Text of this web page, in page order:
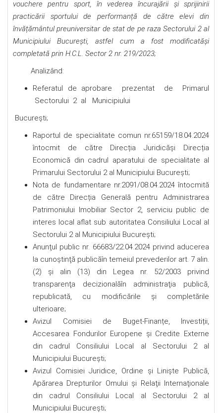
vouchere pentru sport, în vederea încurajării și sprijinirii
practicării sportului de performanță de către elevi din
învățământul preuniversitar de stat de pe raza Sectorului 2 al
Municipiului București, astfel cum a fost modificatăși
completată prin H.C.L. Sector 2 nr. 219/2023;
Analizând:
Referatul de aprobare prezentat de Primarul
Sectorului 2 al Municipiului
Bucureşti;
Raportul de specialitate comun nr.65159/18.04.2024
întocmit de către Direcția Juridicăși Direcția
Economică din cadrul aparatului de specialitate al
Primarului Sectorului 2 al Municipiului Bucureşti;
Nota de fundamentare nr.2091/08.04.2024 întocmită
de către Direcția Generală pentru Administrarea
Patrimoniului Imobiliar Sector 2, serviciu public de
interes local aflat sub autoritatea Consiliului Local al
Sectorului 2 al Municipiului București;
Anunţul public nr. 66683/22.04.2024 privind aducerea
la cunoştinţă publicăîn temeiul prevederilor art. 7 alin.
(2) și alin (13) din Legea nr. 52/2003 privind
transparenţa decizionalăîn administraţia publică,
republicată, cu modificările şi completările
ulterioare;
Avizul Comisiei de Buget-Finanțe, Investiții,
Accesarea Fondurilor Europene și Credite Externe
din cadrul Consiliului Local al Sectorului 2 al
Municipiului Bucureşti;
Avizul Comisiei Juridice, Ordine şi Linişte Publică,
Apărarea Drepturilor Omului şi Relaţii Internaţionale
din cadrul Consiliului Local al Sectorului 2 al
Municipiului Bucureşti;